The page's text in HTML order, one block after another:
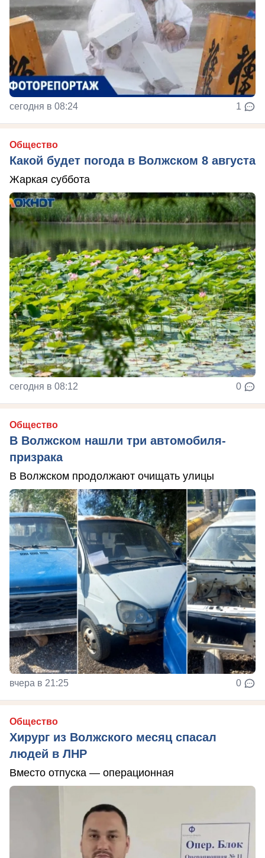
сегодня в 08:24 1
Общество
Какой будет погода в Волжском 8 августа
Жаркая суббота
сегодня в 08:12 0
Общество
В Волжском нашли три автомобиля-
призрака
В Волжском продолжают очищать улицы
вчера в 21:25 0
Общество
Хирург из Волжского месяц спасал
людей в ЛНР
Вместо отпуска — операционная